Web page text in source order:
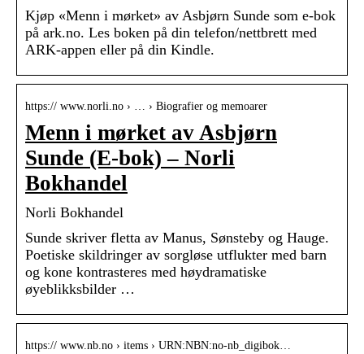
Kjøp «Menn i mørket» av Asbjørn Sunde som e-bok
på ark.no. Les boken på din telefon/nettbrett med
ARK-appen eller på din Kindle.
https:// www.norli.no › … › Biografier og memoarer
Menn i mørket av Asbjørn
Sunde (E-bok) – Norli
Bokhandel
Norli Bokhandel
Sunde skriver fletta av Manus, Sønsteby og Hauge.
Poetiske skildringer av sorgløse utflukter med barn
og kone kontrasteres med høydramatiske
øyeblikksbilder …
https:// www.nb.no › items › URN:NBN:no-nb_digibok…